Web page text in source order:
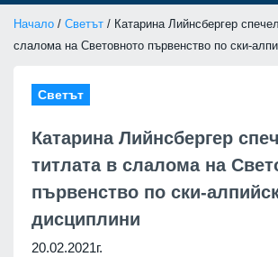
Начало / Светът / Катарина Лийнсбергер
слалома на Световното първенство по ски-
Светът
Катарина Лийнсбергер
титлата в слалома на
първенство по ски-
дисциплини
20.02.2021г.